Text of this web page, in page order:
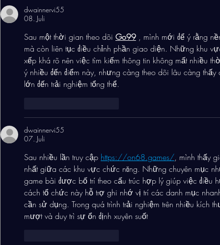
dwainnervi55
08. Juli
Sau một thời gian theo dõi Go99 , mình mới để ý rằng
mà còn liên tục điều chỉnh phần giao diện. Những khu
xếp khá rõ nên việc tìm kiếm thông tin không mất nhiều
ý nhiều đến điểm này, nhưng càng theo dõi lâu càng
lớn đến trải nghiệm tổng thể.
dwainnervi55
07. Juli
Sau nhiều lần truy cập https://on68.games/, mình thấy
nhất giữa các khu vực chức năng. Những chuyên mục
game bài được bố trí theo cấu trúc hợp lý giúp việc điều
cách tổ chức này hỗ trợ ghi nhớ vị trí các danh mục
cần sử dụng. Trong quá trình trải nghiệm trên nhiều kích
mượt và duy trì sự ổn định xuyên suốt